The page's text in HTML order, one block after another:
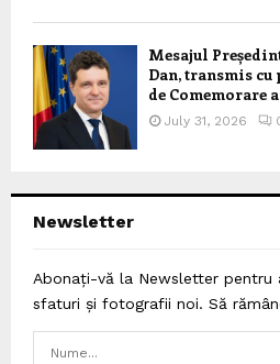
Mesajul
Dan, transmis
de Comemorare
July 31, 2026
Newsletter
Abonați-vă la Newsletter pentru
sfaturi și fotografii noi. Să